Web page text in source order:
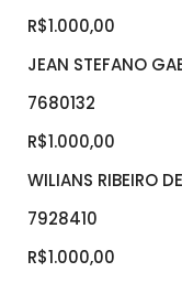
R$1.000,00
JEAN STEFANO
7680132
R$1.000,00
WILIANS RIBEIRO
7928410
R$1.000,00